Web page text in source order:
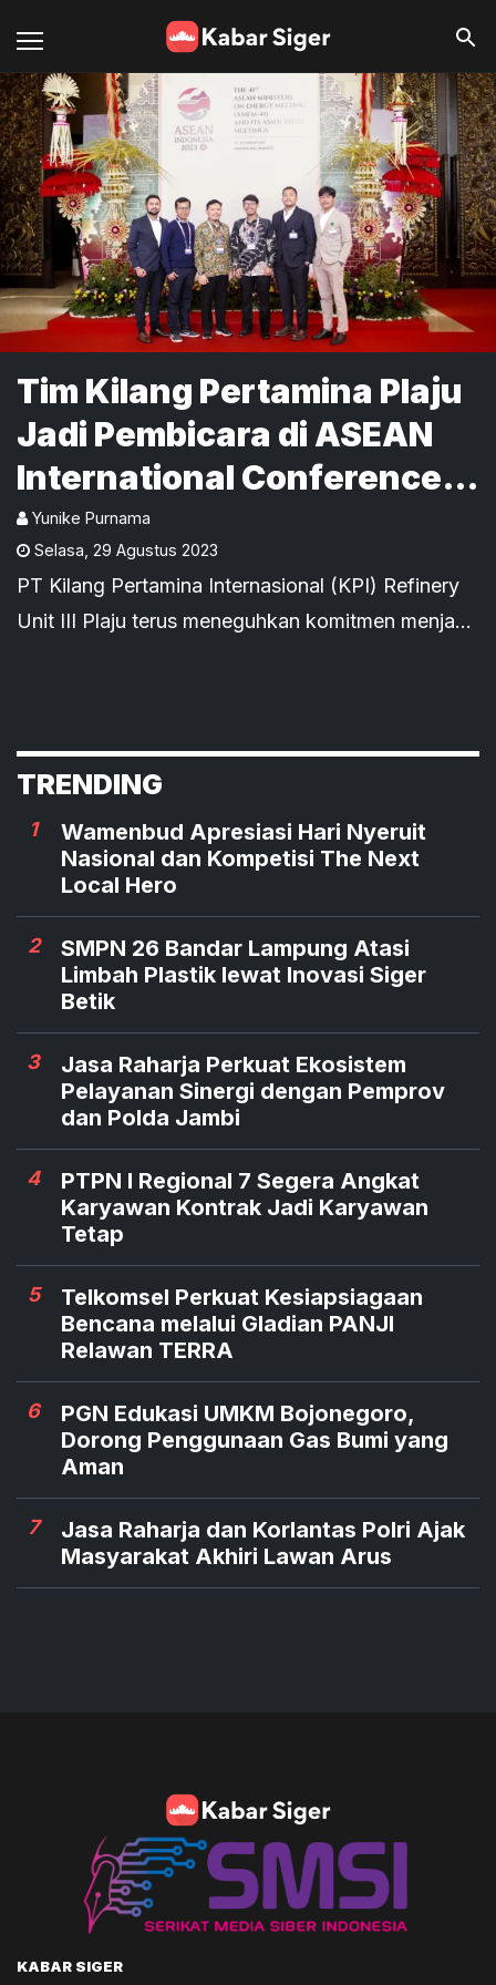
Tim Kilang Pertamina Plaju
Jadi Pembicara di ASEAN
International Conference
on Energy and Environment
(AICEE) Bali 2023
Yunike Purnama
Selasa 29 Agustus 2023
PT Kilang Pertamina Internasional (KPI) Refinery
Unit III Plaju terus meneguhkan komitmen menjadi
TRENDING
1
Wamenbud Apresiasi Hari Nyeruit
Nasional dan Kompetisi The Next
Local Hero
2
SMPN 26 Bandar Lampung Atasi
Limbah Plastik lewat Inovasi Siger
Betik
3
Jasa Raharja Perkuat Ekosistem
Pelayanan Sinergi dengan Pemprov
dan Polda Jambi
4
PTPN I Regional 7 Segera Angkat
Karyawan Kontrak Jadi Karyawan
Tetap
5
Telkomsel Perkuat Kesiapsiagaan
Bencana melalui Gladian PANJI
Relawan TERRA
6
PGN Edukasi UMKM Bojonegoro,
Dorong Penggunaan Gas Bumi yang
Aman
7
Jasa Raharja dan Korlantas Polri Ajak
Masyarakat Akhiri Lawan Arus
KABAR SIGER